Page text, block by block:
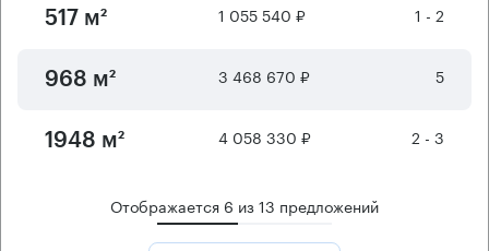
517 м² 1 055 540 ₽ 1 - 2
968 м² 3 468 670 ₽ 5
1948 м² 4 058 330 ₽ 2 - 3
Отображается 6 из13 предложений